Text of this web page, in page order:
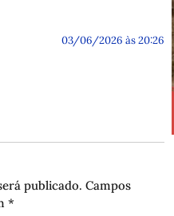
03/06/2026 às 20:26
publicado. Campos
*